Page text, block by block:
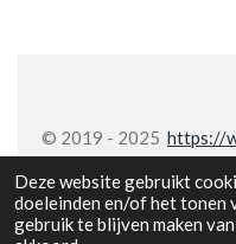
Deze website gebruikt
doeleinden en/of het tonen
gebruik te blijven maken
© 2019 - 2025 https://